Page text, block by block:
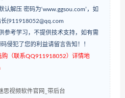
解压 密码为‘www.ggsou.com’，如
(911918052@qq.com
参考学习，不提供技术支持，如有需
侵犯了您的利益请留言告知！！
购（联系QQ911918052）详情地
思视频软件官网_带后台